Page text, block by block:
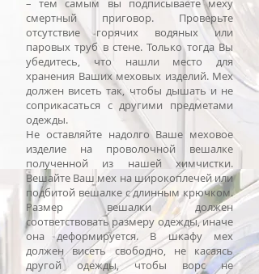
– тем самым вы подписываете меху
смертный приговор. Проверьте
отсутствие горячих водяных или
паровых труб в стене. Только тогда Вы
убедитесь, что нашли место для
хранения Ваших меховых изделий. Мех
должен висеть так, чтобы дышать и не
соприкасаться с другими предметами
одежды.
Не оставляйте надолго Ваше меховое
изделие на проволочной вешалке
полученной из нашей химчистки.
Вешайте Ваш мех на широкоплечей или
подбитой вешалке с длинным крючком.
Размер вешалки должен
соответствовать размеру одежды, иначе
она деформируется. В шкафу мех
должен висеть свободно, не касаясь
другой одежды, чтобы ворс не